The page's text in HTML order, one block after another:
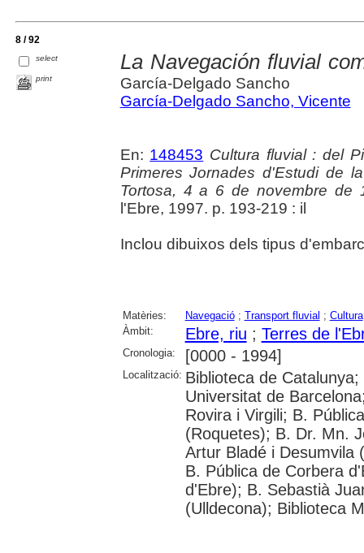
8 / 92
select
print
La Navegación fluvial
García-Delgado Sancho
García-Delgado Sancho, Vicente
En: 148453 Cultura fluvial : del
Primeres Jornades d'Estudi de
Tortosa, 4 a 6 de novembre de
l'Ebre, 1997. p. 193-219 : il
Inclou dibuixos dels tipus
Matèries: Navegació; Transport fluvial ; Cultura
Àmbit:
Ebre, riu ; Terres de
Cronologia: [0000 - 1994]
Localització: Biblioteca de
Universitat de
Rovira i Virgili; B.
(Roquetes); B. Dr. Mn.
Artur Bladé i Desumvila
B. Pública de Corbera
d'Ebre); B. Sebastià
(Ulldecona); Biblioteca